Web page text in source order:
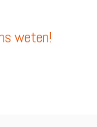
weten!